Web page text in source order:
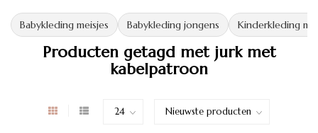
Babykleding meisjes Babykleding jongens Kinderkleding
Producten getagd met jurk met
kabelpatroon